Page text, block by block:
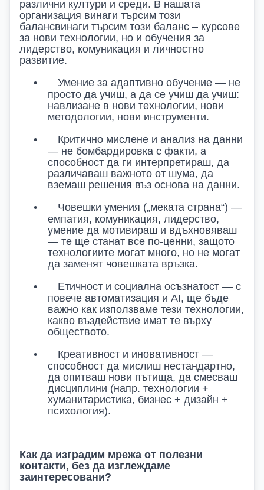
различни култури и среди. В нашата
организация винаги търсим този
балансвинаги търсим този баланс – курсове
за нови технологии, но и обучения за
лидерство, комуникация и личностно
развитие.
•
Умение за адаптивно обучение — не
просто да учиш, а да се учиш да учиш:
навлизане в нови технологии, нови
методологии, нови инструменти.
•
Критично мислене и анализ на данни
— не бомбардировка с факти, а
способност да ги интерпретираш, да
различаваш важното от шума, да
вземаш решения въз основа на данни.
•
Човешки умения („меката страна“) —
емпатия, комуникация, лидерство,
умение да мотивираш и вдъхновяваш
— те ще станат все по-ценни, защото
технологиите могат много, но не могат
да заменят човешката връзка.
•
Етичност и социална осъзнатост — с
повече автоматизация и AI, ще бъде
важно как използваме тези технологии,
какво въздействие имат те върху
обществото.
•
Креативност и иновативност —
способност да мислиш нестандартно,
да опитваш нови пътища, да смесваш
дисциплини (напр. технологии +
хуманитаристика, бизнес + дизайн +
психология).
Как да изградим мрежа от полезни
контакти, без да изглеждаме
заинтересовани?